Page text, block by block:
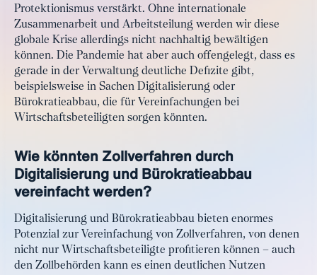
Protektionismus verstärkt. Ohne internationale
Zusammenarbeit und Arbeitsteilung werden wir diese
globale Krise allerdings nicht nachhaltig bewältigen
können. Die Pandemie hat aber auch offengelegt, dass es
gerade in der Verwaltung deutliche Defizite gibt,
beispielsweise in Sachen Digitalisierung oder
Bürokratieabbau, die für Vereinfachungen bei
Wirtschaftsbeteiligten sorgen könnten.
Wie könnten Zollverfahren durch
Digitalisierung und Bürokratieabbau
vereinfacht werden?
Digitalisierung und Bürokratieabbau bieten enormes
Potenzial zur Vereinfachung von Zollverfahren, von denen
nicht nur Wirtschaftsbeteiligte profitieren können – auch
den Zollbehörden kann es einen deutlichen Nutzen